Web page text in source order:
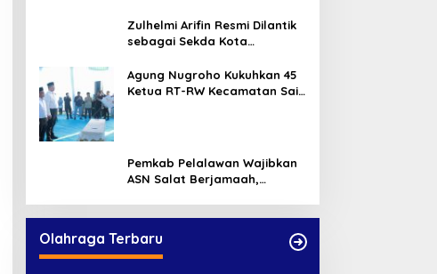
Alasannya
Zulhelmi Arifin Resmi Dilantik
sebagai Sekda Kota
Agung Nugroho Kukuhkan 45
Ketua RT-RW Kecamatan Sail,
Pemkab Pelalawan Wajibkan
ASN Salat Berjamaah,
Olahraga Terbaru